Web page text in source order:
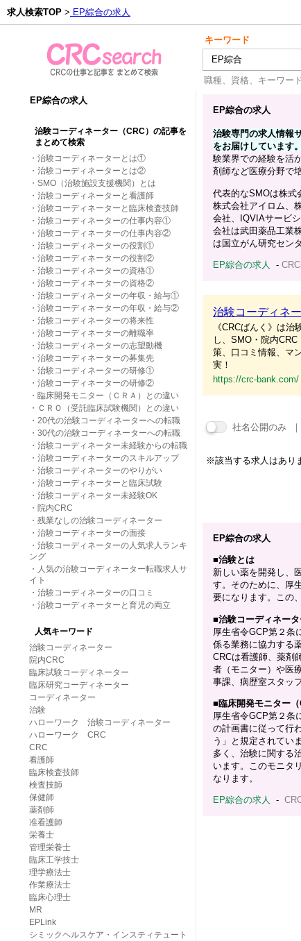
求人検索TOP > EP綜合の求人
キーワード
職種、資格、キーワー
EP綜合の求人
治験コーディネーター（CRC）の記事を
まとめて検索
・ 治験コーディネーターとは①
・ 治験コーディネーターとは②
・ SMO（治験施設支援機関）とは
・ 治験コーディネーターと看護師
・ 治験コーディネーターと臨床検査技師
・ 治験コーディネーターの仕事内容①
・ 治験コーディネーターの仕事内容②
・ 治験コーディネーターの役割①
・ 治験コーディネーターの役割②
・ 治験コーディネーターの資格①
・ 治験コーディネーターの資格②
・ 治験コーディネーターの年収・給与①
・ 治験コーディネーターの年収・給与②
・ 治験コーディネーターの将来性
・ 治験コーディネーターの離職率
・ 治験コーディネーターの志望動機
・ 治験コーディネーターの募集先
・ 治験コーディネーターの研修①
・ 治験コーディネーターの研修②
・ 臨床開発モニター（ＣＲＡ）との違い
・ ＣＲＯ（受託臨床試験機関）との違い
・ 20代の治験コーディネーターへの転職
・ 30代の治験コーディネーターへの転職
・ 治験コーディネーター未経験からの転職
・ 治験コーディネーターのスキルアップ
・ 治験コーディネーターのやりがい
・ 治験コーディネーターと臨床試験
・ 治験コーディネーター未経験OK
・ 院内CRC
・ 残業なしの治験コーディネーター
・ 治験コーディネーターの面接
・ 治験コーディネーターの人気求人ランキ
ング
・ 人気の治験コーディネーター転職求人サ
イト
・ 治験コーディネーターの口コミ
・ 治験コーディネーターと育児の両立
人気キーワード
治験コーディネーター
院内CRC
臨床試験コーディネーター
臨床研究コーディネーター
コーディネーター
治験
ハローワーク 治験コーディネーター
ハローワーク CRC
CRC
看護師
臨床検査技師
検査技師
保健師
薬剤師
准看護師
栄養士
管理栄養士
臨床工学技士
理学療法士
作業療法士
臨床心理士
MR
EPLink
シミックヘルスケア・インスティテュート
EP綜合の求人
治験専門の求人情報
をお届けしています
験業界での経験を活
剤師など医療分野で
代表的なSMOは株式
株式会社アイロム、
会社、IQVIAサービ
会社は武田薬品工業
は国立がん研究セン
EP綜合の求人 -
治験コーディネ
《CRCばんく》は
し、SMO・院内
策、口コミ情報、マ
実！
https://crc-bank.com/
社名公開のみ ｜
※該当する求人はあり
EP綜合の求人
■治験とは
新しい薬を開発し、
す。そのために、厚
要になります。この
■治験コーディネー
厚生省令GCP第２条
係る業務に協力する
CRCは看護師、薬剤
者（モニター）や医
事課、病歴室スタッ
■臨床開発モニター
厚生省令GCP第２条
の計画書に従って行
う」と規定されてい
多く、治験に関する
います。このモニタ
なります。
EP綜合の求人 -